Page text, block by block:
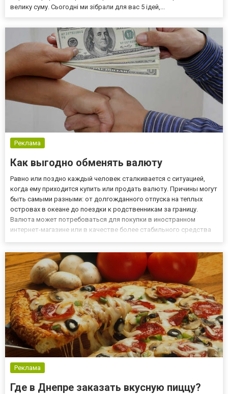
велику суму. Сьогодні ми зібрали для вас 5 ідей,...
Реклама
Как выгодно обменять валюту
Равно или поздно каждый человек сталкивается с ситуацией,
когда ему приходится купить или продать валюту. Причины могут
быть самыми разными: от долгожданного отпуска на теплых
островах в океане до поездки к родственникам за границу.
Валюта может потребоваться для покупки в иностранном
интернет-магазине или в качестве более стабильного средства
Реклама
Где в Днепре заказать вкусную пиццу?